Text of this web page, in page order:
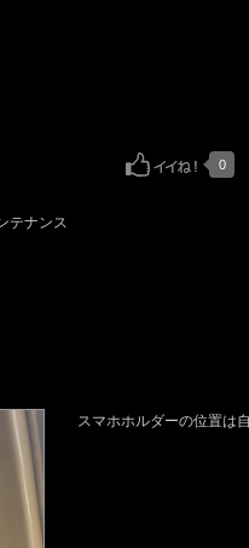
0
テナンス
スマホホルダーの位置は自